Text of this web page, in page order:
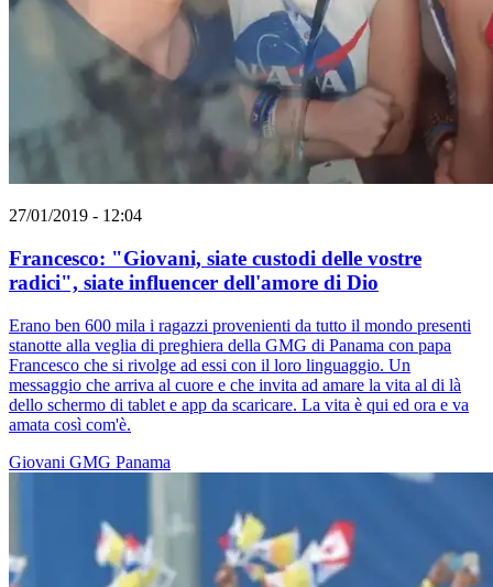
27/01/2019 - 12:04
Francesco: "Giovani, siate custodi delle vostre
radici", siate influencer dell'amore di Dio
Erano ben 600 mila i ragazzi provenienti da tutto il mondo presenti
stanotte alla veglia di preghiera della GMG di Panama con papa
Francesco che si rivolge ad essi con il loro linguaggio. Un
messaggio che arriva al cuore e che invita ad amare la vita al di là
dello schermo di tablet e app da scaricare. La vita è qui ed ora e va
amata così com'è.
Giovani GMG Panama